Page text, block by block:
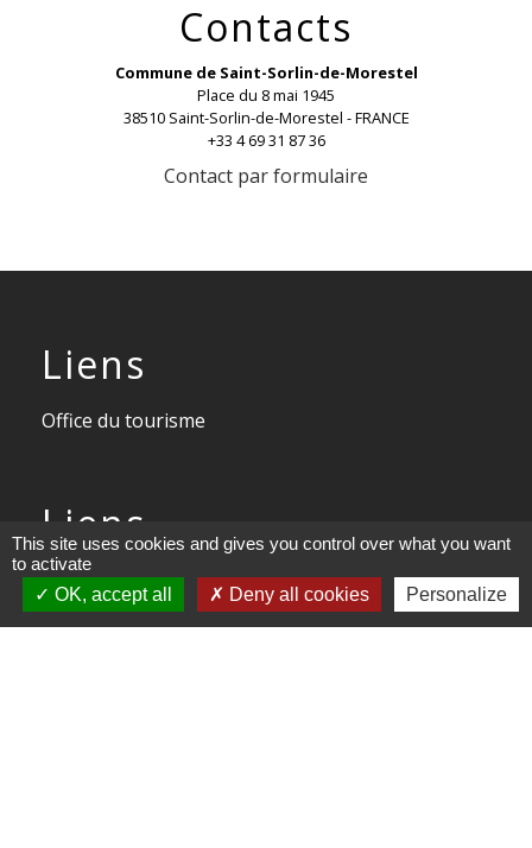
Contacts
Commune de Saint-Sorlin-de-Morestel
Place du 8 mai 1945
38510 Saint-Sorlin-de-Morestel - FRANCE
+33 4 69 31 87 36
Contact par formulaire
Liens
Office du tourisme
Liens
Les Balcons du Dauphiné
Impots Gouv
This site uses cookies and gives you control over what you want
to activate
OK, accept all
Deny all cookies Personalize